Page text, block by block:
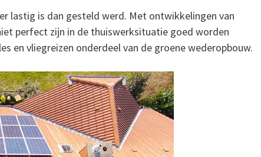
lastig is dan gesteld werd. Met ontwikkelingen van
perfect zijn in de thuiswerksituatie goed worden
en vliegreizen onderdeel van de groene wederopbouw.